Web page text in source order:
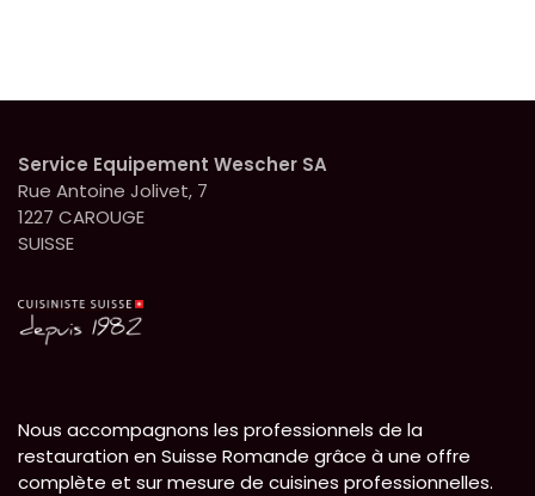
Service Equipement Wescher SA
Rue Antoine Jolivet, 7
1227 CAROUGE
SUISSE
Nous accompagnons les professionnels de la
restauration en Suisse Romande grâce à une offre
complète et sur mesure de cuisines professionnelles.